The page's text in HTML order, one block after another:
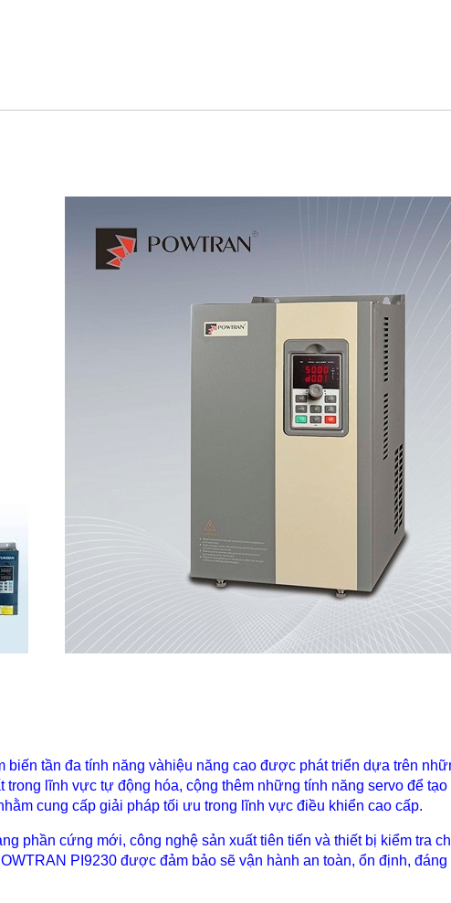
biến tần đa tính năng vàhiệu năng cao được phát triển dựa trên
trong lĩnh vực tự động hóa, cộng thêm những tính năng servo để
cung cấp giải pháp tối ưu trong lĩnh vực điều khiển cao cấp.
phần cứng mới, công nghệ sản xuất tiên tiến và thiết bị kiểm tra
PI9230 được đảm bảo sẽ vận hành an toàn, ổn định, đáng